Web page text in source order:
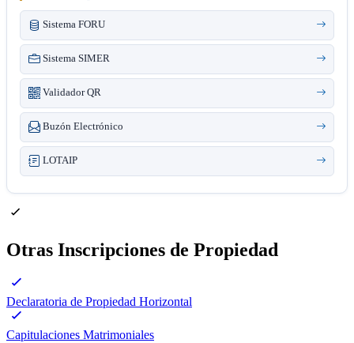
Sistema FORU
Sistema SIMER
Validador QR
Buzón Electrónico
LOTAIP
Otras Inscripciones de Propiedad
Declaratoria de Propiedad Horizontal
Capitulaciones Matrimoniales